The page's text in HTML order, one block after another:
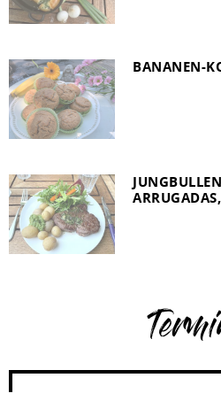
BANANEN-